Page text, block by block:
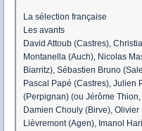
La sélection française
Les avants
David Attoub (Castres),
Montanella (Auch), Nicolas
Biarritz), Sébastien Bruno
Pascal Papé (Castres), Julien
(Perpignan) (ou Jérôme
Damien Chouly (Birve),
Lièvremont (Agen), Imanol